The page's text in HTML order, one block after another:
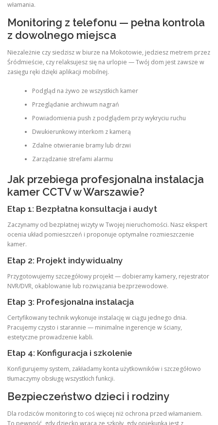
włamania.
Monitoring z telefonu — pełna kontrola
z dowolnego miejsca
Niezależnie czy siedzisz w biurze na Mokotowie, jedziesz metrem przez
Śródmieście, czy relaksujesz się na urlopie — Twój dom jest zawsze w
zasięgu ręki dzięki aplikacji mobilnej.
Podgląd na żywo ze wszystkich kamer
Przeglądanie archiwum nagrań
Powiadomienia push z podglądem przy wykryciu ruchu
Dwukierunkowy interkom z kamerą
Zdalne otwieranie bramy lub drzwi
Zarządzanie strefami alarmu
Jak przebiega profesjonalna instalacja
kamer CCTV w Warszawie?
Etap 1: Bezpłatna konsultacja i audyt
Zaczynamy od bezpłatnej wizyty w Twojej nieruchomości. Nasz ekspert
ocenia układ pomieszczeń i proponuje optymalne rozmieszczenie
kamer.
Etap 2: Projekt indywidualny
Przygotowujemy szczegółowy projekt — dobieramy kamery, rejestrator
NVR/DVR, okablowanie lub rozwiązania bezprzewodowe.
Etap 3: Profesjonalna instalacja
Certyfikowany technik wykonuje instalację w ciągu jednego dnia.
Pracujemy czysto i starannie — minimalne ingerencje w ściany,
estetyczne prowadzenie kabli.
Etap 4: Konfiguracja i szkolenie
Konfigurujemy system, zakładamy konta użytkowników i szczegółowo
tłumaczymy obsługę wszystkich funkcji.
Bezpieczeństwo dzieci i rodziny
Dla rodziców monitoring to coś więcej niż ochrona przed włamaniem.